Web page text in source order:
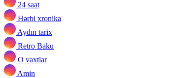
24 saat
Hərbi xronika
Aydın tarix
Retro Baku
O vaxtlar
Amin